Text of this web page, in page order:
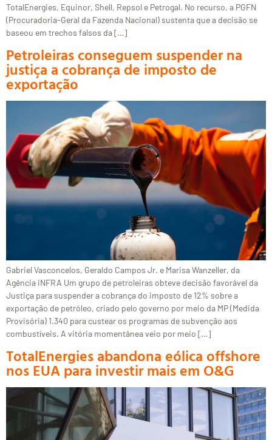
TotalEnergies, Equinor, Shell, Repsol e Petrogal. No recurso, a PGFN
(Procuradoria-Geral da Fazenda Nacional) sustenta que a decisão se
baseou em trechos falsos da […]
Petroleiras conseguem suspender na
justiça a cobrança de imposto de
exportação
Gabriel Vasconcelos, Geraldo Campos Jr. e Marisa Wanzeller, da
Agência iNFRA Um grupo de petroleiras obteve decisão favorável da
Justiça para suspender a cobrança do imposto de 12% sobre a
exportação de petróleo, criado pelo governo por meio da MP (Medida
Provisória) 1.340 para custear os programas de subvenção aos
combustíveis. A vitória momentânea veio por meio […]
TotalEnergies abandona eólica offshore
nos EUA para investir mais em O&G